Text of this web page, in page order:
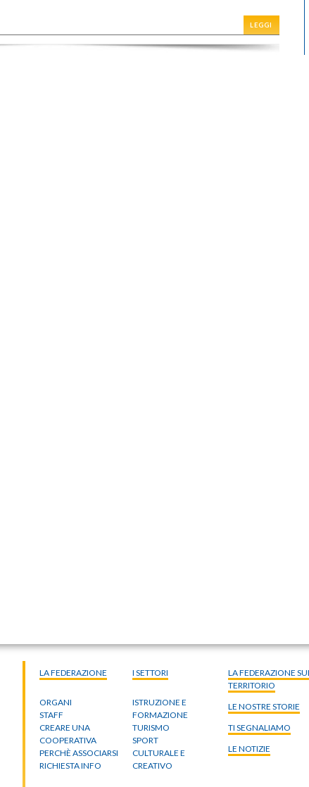
LEGGI
LA FEDERAZIONE
ORGANI
STAFF
CREARE UNA
COOPERATIVA
PERCHÈ ASSOCIARSI
RICHIESTA INFO
LA FEDERAZIONE
TERRITORIO
I SETTORI
ISTRUZIONE E
FORMAZIONE
TURISMO
SPORT
CULTURALE E
CREATIVO
LE NOSTRE STORIE
TI SEGNALIAMO
LE NOTIZIE